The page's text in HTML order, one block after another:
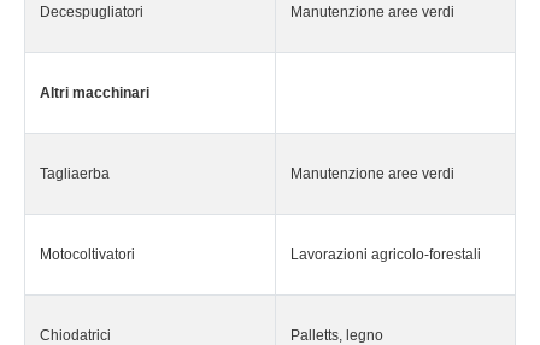
Decespugliatori Manutenzione aree verdi
Altri macchinari
Tagliaerba Manutenzione aree verdi
Motocoltivatori Lavorazioni agricolo-forestali
Chiodatrici Palletts, legno